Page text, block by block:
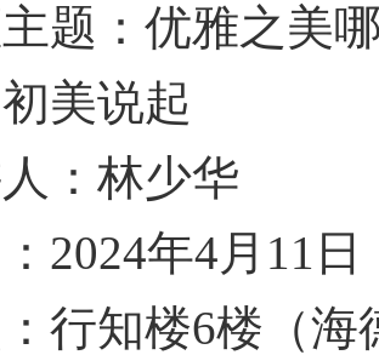
题： 优雅之美
美说起
：林少华
2024年4月 11
行知楼6楼（海